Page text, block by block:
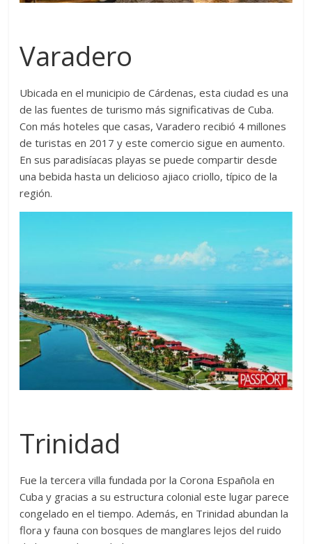
Varadero
Ubicada en el municipio de Cárdenas, esta ciudad es una
de las fuentes de turismo más significativas de Cuba.
Con más hoteles que casas, Varadero recibió 4 millones
de turistas en 2017 y este comercio sigue en aumento.
En sus paradisíacas playas se puede compartir desde
una bebida hasta un delicioso ajiaco criollo, típico de la
región.
Trinidad
Fue la tercera villa fundada por la Corona Española en
Cuba y gracias a su estructura colonial este lugar parece
congelado en el tiempo. Además, en Trinidad abundan la
flora y fauna con bosques de manglares lejos del ruido